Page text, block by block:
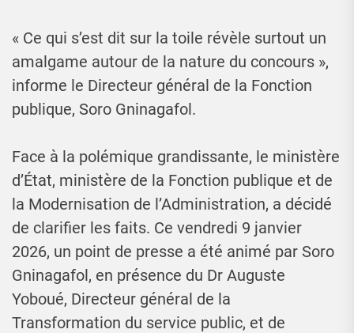
« Ce qui s’est dit sur la toile révèle surtout un
amalgame autour de la nature du concours »,
informe le Directeur général de la Fonction
publique, Soro Gninagafol.
Face à la polémique grandissante, le ministère
d’État, ministère de la Fonction publique et de
la Modernisation de l’Administration, a décidé
de clarifier les faits. Ce vendredi 9 janvier
2026, un point de presse a été animé par Soro
Gninagafol, en présence du Dr Auguste
Yoboué, Directeur général de la
Transformation du service public, et de